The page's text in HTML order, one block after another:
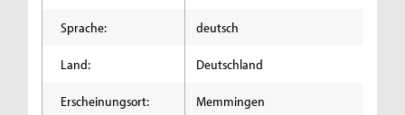
Sprache: deutsch
Land: Deutschland
Erscheinungsort: Memmingen